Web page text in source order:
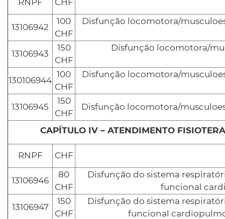
RNPF CHF
13106942
100
CHF
Disfunção locomotora/
13106943
150
CHF
Disfunção locomotora/
130106944
100
CHF
Disfunção locomotora/
13106945
150
CHF
Disfunção locomotora/
RNPF CHF
13106946
80
CHF
Disfunção do sistema
funcional
13106947
150
CHF
Disfunção do sistema
funcional